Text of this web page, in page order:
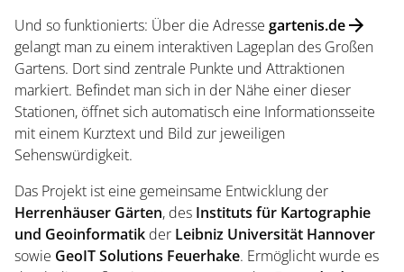
Startseite
Öffnungszeiten
Eintrittspreise
Und so funktionierts: Über die Adresse gartenis.de
gelangt man zu einem interaktiven Lageplan des Großen
Gartens. Dort sind zentrale Punkte und Attraktionen
markiert. Befindet man sich in der Nähe einer dieser
Stationen, öffnet sich automatisch eine Informationsseite
mit einem Kurztext und Bild zur jeweiligen
Sehenswürdigkeit.
Das Projekt ist eine gemeinsame Entwicklung der
Herrenhäuser Gärten, des Instituts für Kartographie
und Geoinformatik der Leibniz Universität Hannover
sowie GeoIT Solutions Feuerhake. Ermöglicht wurde es